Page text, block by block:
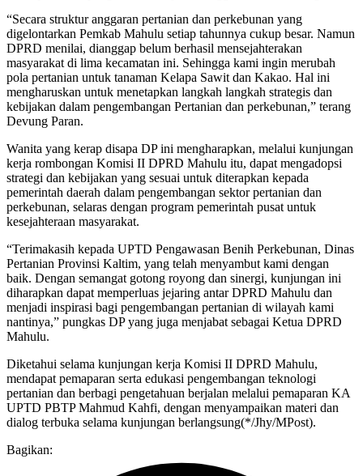
“Secara struktur anggaran pertanian dan perkebunan yang
digelontarkan Pemkab Mahulu setiap tahunnya cukup besar. Namun
DPRD menilai, dianggap belum berhasil mensejahterakan
masyarakat di lima kecamatan ini. Sehingga kami ingin merubah
pola pertanian untuk tanaman Kelapa Sawit dan Kakao. Hal ini
mengharuskan untuk menetapkan langkah langkah strategis dan
kebijakan dalam pengembangan Pertanian dan perkebunan,” terang
Devung Paran.
Wanita yang kerap disapa DP ini mengharapkan, melalui kunjungan
kerja rombongan Komisi II DPRD Mahulu itu, dapat mengadopsi
strategi dan kebijakan yang sesuai untuk diterapkan kepada
pemerintah daerah dalam pengembangan sektor pertanian dan
perkebunan, selaras dengan program pemerintah pusat untuk
kesejahteraan masyarakat.
“Terimakasih kepada UPTD Pengawasan Benih Perkebunan, Dinas
Pertanian Provinsi Kaltim, yang telah menyambut kami dengan
baik. Dengan semangat gotong royong dan sinergi, kunjungan ini
diharapkan dapat memperluas jejaring antar DPRD Mahulu dan
menjadi inspirasi bagi pengembangan pertanian di wilayah kami
nantinya,” pungkas DP yang juga menjabat sebagai Ketua DPRD
Mahulu.
Diketahui selama kunjungan kerja Komisi II DPRD Mahulu,
mendapat pemaparan serta edukasi pengembangan teknologi
pertanian dan berbagi pengetahuan berjalan melalui pemaparan KA
UPTD PBTP Mahmud Kahfi, dengan menyampaikan materi dan
dialog terbuka selama kunjungan berlangsung(*/Jhy/MPost).
Bagikan: